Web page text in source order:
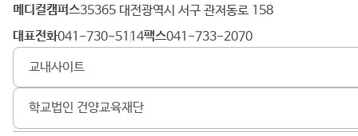
양
대
학
메디컬캠퍼스 35365 대전광역시 서구 관저동로 158
대표전화 041-730-5114 팩스 041-733-2070
교내사이트
학교법인 건양교육재단